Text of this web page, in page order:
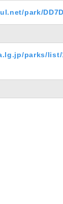
park/
parks/list/